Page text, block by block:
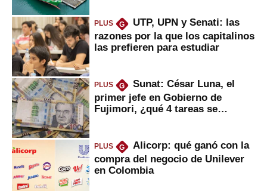
PLUS G
UTP, UPN y Senati: las
razones por la que los capitalinos
las prefieren para estudiar
PLUS G
Sunat: César Luna, el
primer jefe en Gobierno de
Fujimori, ¿qué 4 tareas se
PLUS G
Alicorp: qué ganó con la
compra del negocio de Unilever
en Colombia